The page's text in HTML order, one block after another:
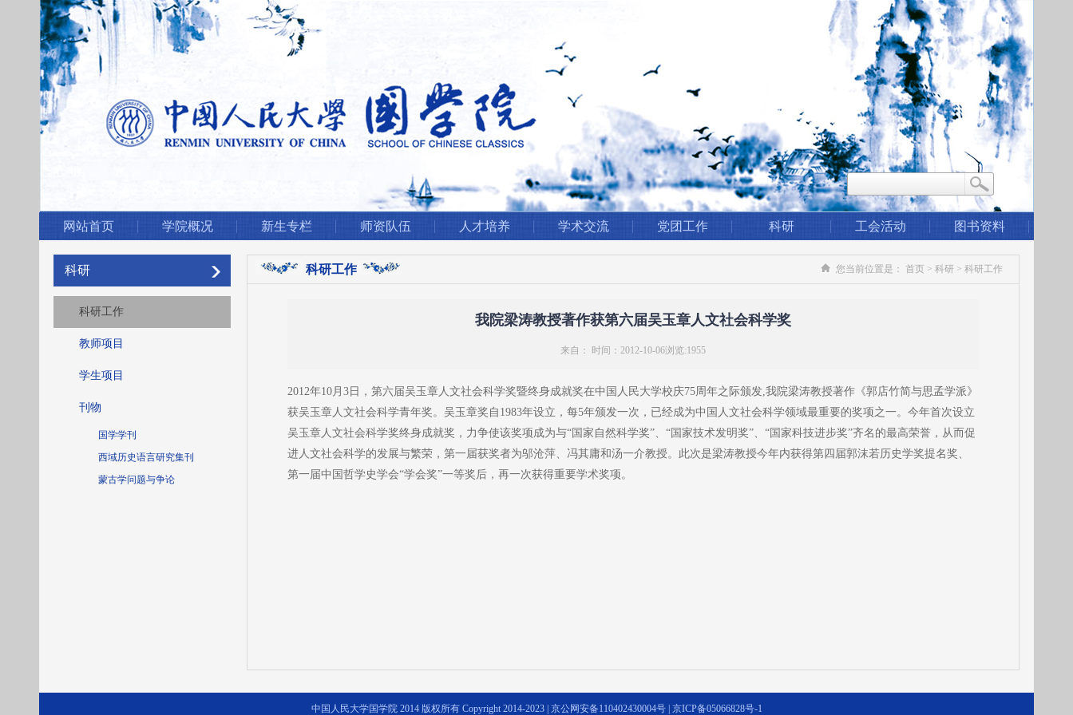
网站首页 学院概况 新生专栏 师资队伍 人才培养 学术交流 党团工作 科研 工会活动 图书资料
科研
科研工作
教师项目
学生项目
刊物
国学学刊
西域历史语言研究集刊
蒙古学问题与争论
科研工作 您当前位置是： 首页 > 科研 > 科研工作
我院梁涛教授著作获第六届吴玉章人文社会科学奖
来自： 时间：2012-10-06浏览:1955
2012年10月3日，第六届吴玉章人文社会科学奖暨终身成就奖在中国人民大学校庆75周年之际颁发,我院梁涛教授著作《郭店竹简与思孟学派》
获吴玉章人文社会科学青年奖。吴玉章奖自1983年设立，每5年颁发一次，已经成为中国人文社会科学领域最重要的奖项之一。今年首次设立
吴玉章人文社会科学奖终身成就奖，力争使该奖项成为与“国家自然科学奖”、“国家技术发明奖”、“国家科技进步奖”齐名的最高荣誉，从而促
进人文社会科学的发展与繁荣，第一届获奖者为邬沧萍、冯其庸和汤一介教授。此次是梁涛教授今年内获得第四届郭沫若历史学奖提名奖、
第一届中国哲学史学会“学会奖”一等奖后，再一次获得重要学术奖项。
中国人民大学国学院 2014 版权所有 Copyright 2014-2023 | 京公网安备110402430004号| 京ICP备05066828号-1